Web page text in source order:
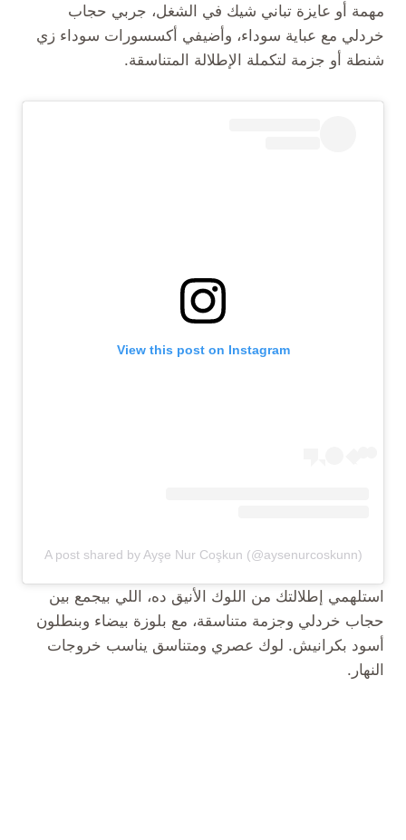
مهمة أو عايزة تباني شيك في الشغل، جربي حجاب
خردلي مع عباية سوداء، وأضيفي أكسسورات سوداء زي
شنطة أو جزمة لتكملة الإطلالة المتناسقة.
View this post on Instagram
A post shared by Ayşe Nur Coşkun (@aysenurcoskunn)
استلهمي إطلالتك من اللوك الأنيق ده، اللي بيجمع بين
حجاب خردلي وجزمة متناسقة، مع بلوزة بيضاء وبنطلون
أسود بكرانيش. لوك عصري ومتناسق يناسب خروجات
النهار.